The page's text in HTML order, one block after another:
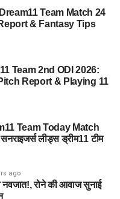
Team Match 24
& Fantasy Tips
Team 2nd ODI 2026:
Report & Playing 11
Team Today Match
लीड्स ड्रीम11 टीम
ago
रोने की आवाज सुनाई